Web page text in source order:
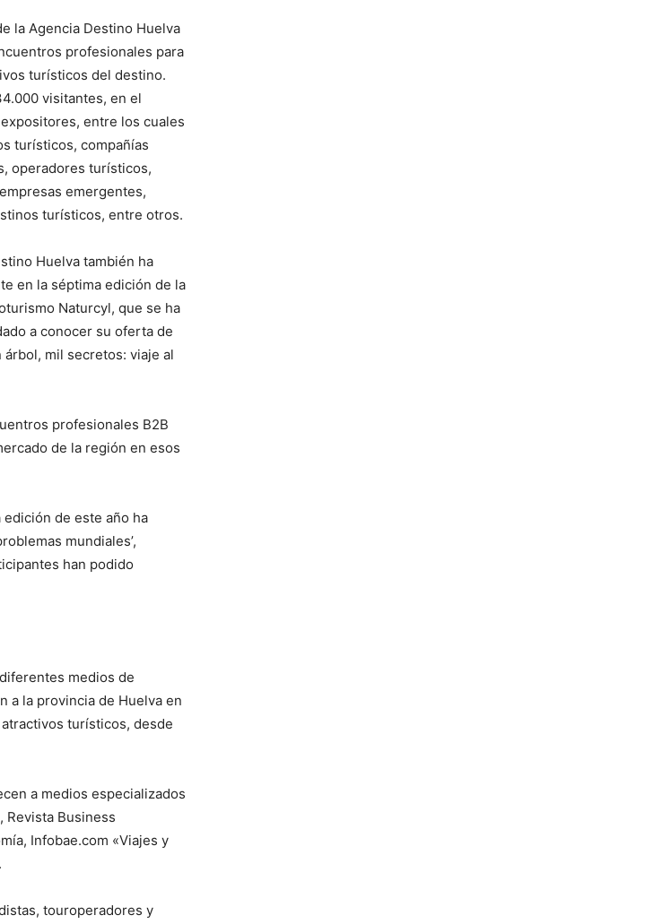
la Agencia Destino Huelva
profesionales para
turísticos del destino.
visitantes, en el
entre los cuales
turísticos, compañías
operadores turísticos,
emergentes,
turísticos, entre otros.
Huelva también ha
en la séptima edición de la
Naturcyl, que se ha
a conocer su oferta de
mil secretos: viaje al
profesionales B2B
de la región en esos
de este año ha
mundiales’,
han podido
medios de
a la provincia de Huelva en
turísticos, desde
a medios especializados
Revista Business
Infobae.com «Viajes y
touroperadores y